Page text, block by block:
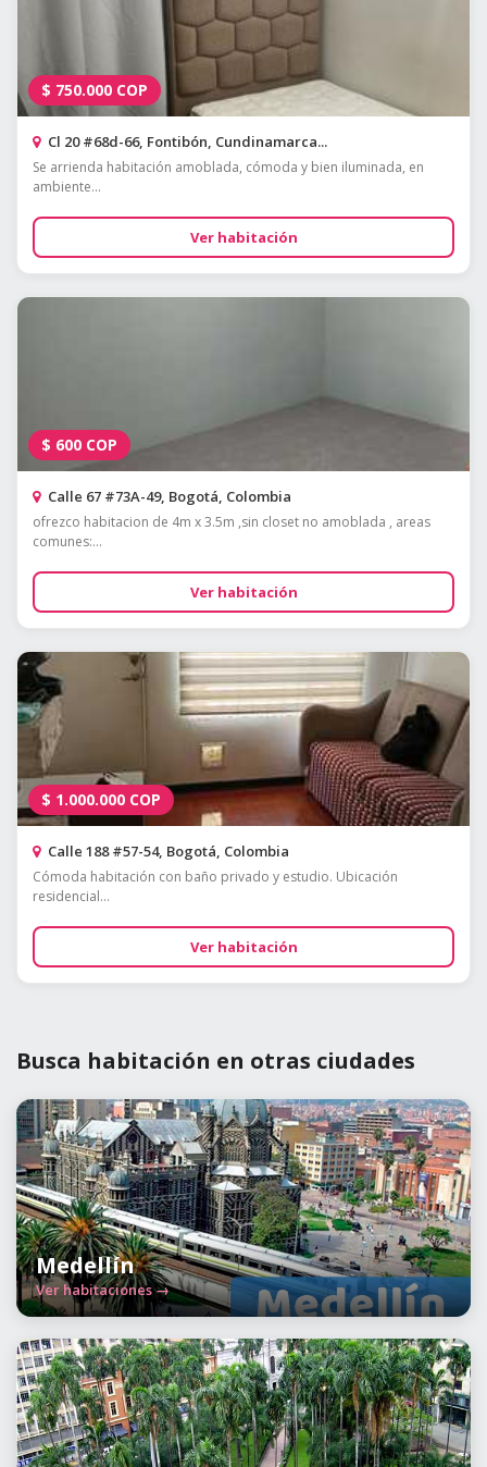
$ 750.000 COP
Cl 20 #68d-66, Fontibón, Cundinamarca...
Se arrienda habitación amoblada, cómoda y bien iluminada, en
ambiente...
Ver habitación
$ 600 COP
Calle 67 #73A-49, Bogotá, Colombia
ofrezco habitacion de 4m x 3.5m ,sin closet no amoblada , areas
comunes:...
Ver habitación
$ 1.000.000 COP
Calle 188 #57-54, Bogotá, Colombia
Cómoda habitación con baño privado y estudio. Ubicación
residencial...
Ver habitación
Busca habitación en otras ciudades
Medellín
Ver habitaciones →